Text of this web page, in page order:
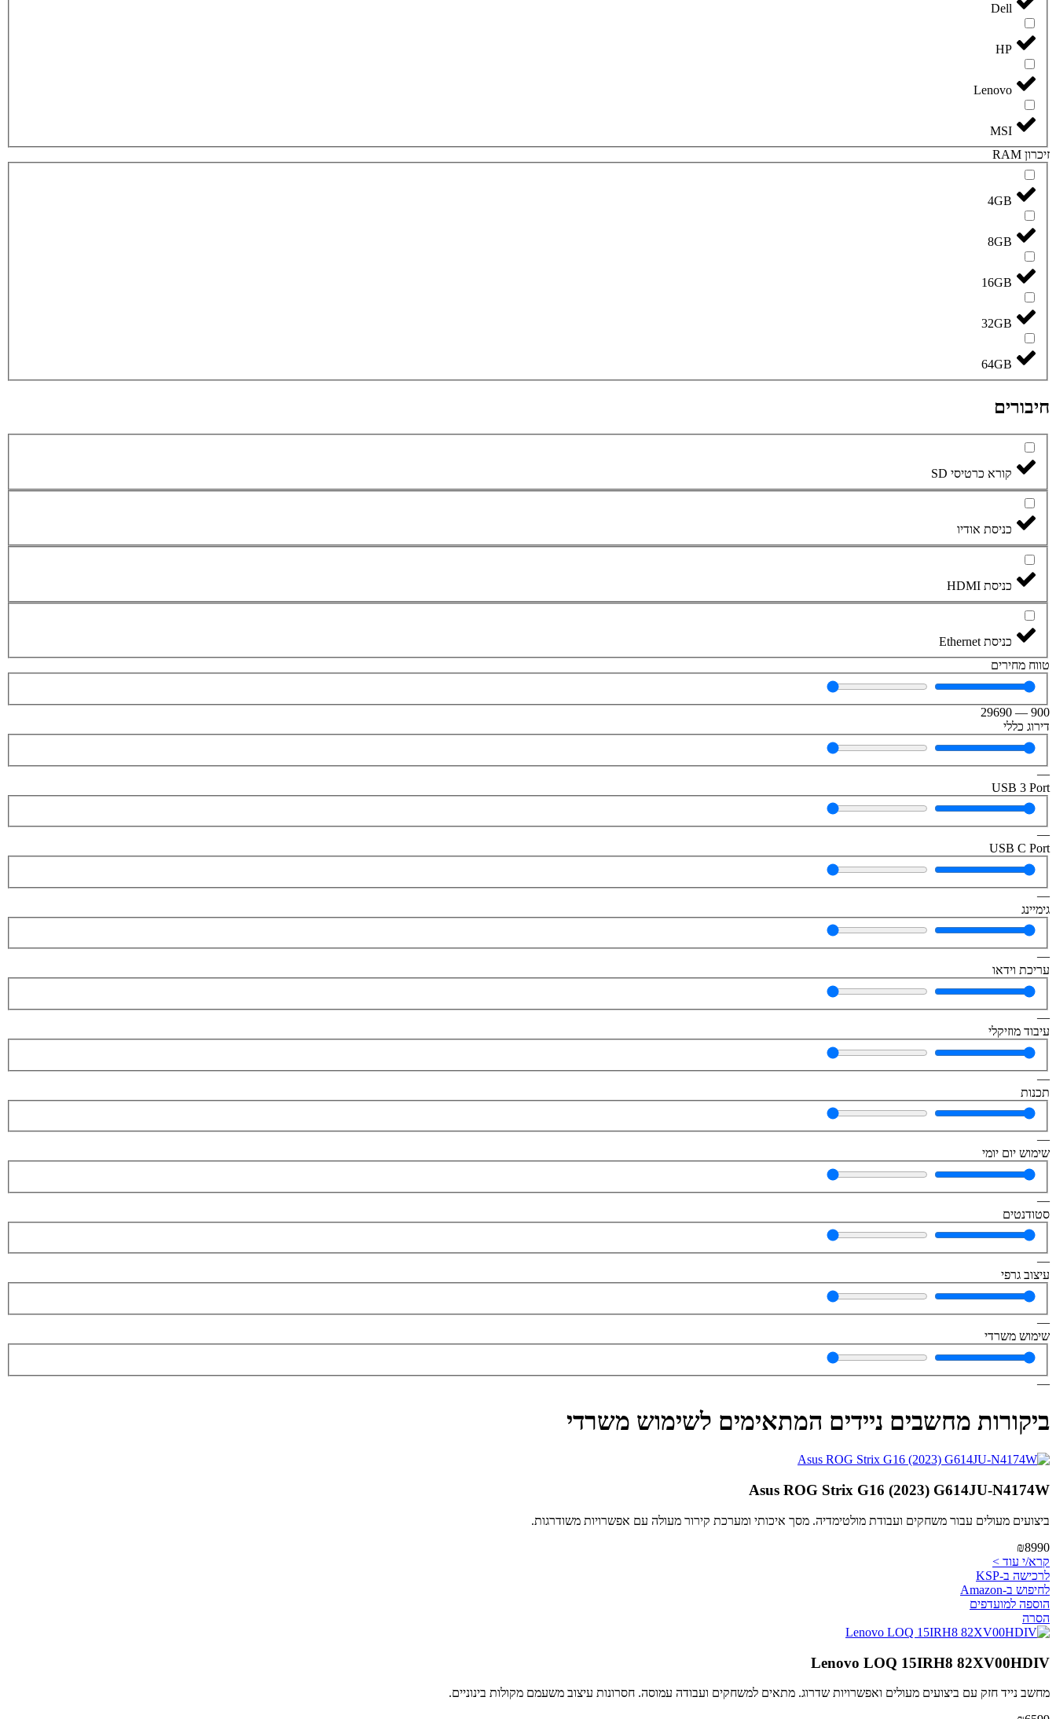
Dell
HP
Lenovo
MSI
זיכרון RAM
4GB
8GB
16GB
32GB
64GB
חיבורים
קורא כרטיסי SD
כניסת אודיו
כניסת HDMI
כניסת Ethernet
טווח מחירים
900
—
29690
דירוג כללי
—
USB 3 Port
—
USB C Port
—
גימיינג
—
עריכת וידאו
—
עיבוד מוזיקלי
—
תכנות
—
שימוש יום יומי
—
סטודנטים
—
עיצוב גרפי
—
שימוש משרדי
—
ביקורות מחשבים ניידים המתאימים לשימוש משרדי
Asus ROG Strix G16 (2023) G614JU-N4174W
ביצועים מעולים עבור משחקים ועבודת מולטימדיה. מסך איכותי ומערכת קירור מעולה עם אפשרויות משודרגות.
₪8990
קרא/י עוד >
לרכישה ב-KSP
לחיפוש ב-Amazon
הוספה למועדפים
הסרה
Lenovo LOQ 15IRH8 82XV00HDIV
מחשב נייד חזק עם ביצועים מעולים ואפשרויות שדרוג. מתאים למשחקים ועבודה עמוסה. חסרונות עיצוב משעמם מקולות בינוניים.